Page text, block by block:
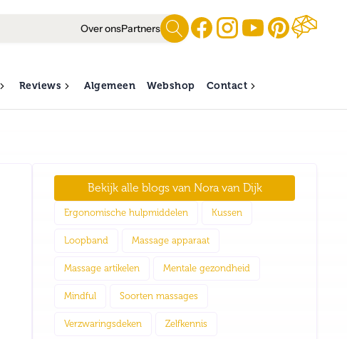
Over onsPartners
Reviews Algemeen Webshop Contact
Bekijk alle blogs van Nora van Dijk
Ergonomische hulpmiddelen Kussen
Loopband Massage apparaat
Massage artikelen Mentale gezondheid
Mindful Soorten massages
Verzwaringsdeken Zelfkennis